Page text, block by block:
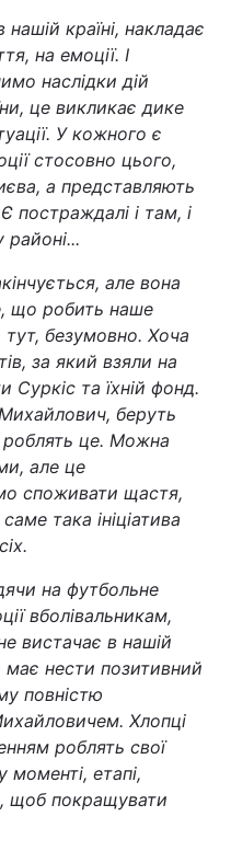
країні, накладає
на емоції. І
наслідки дій
це викликає дике
У кожного є
стосовно цього,
а представляють
постраждалі і там, і
районі...
але вона
що робить наше
безумовно. Хоча
за який взяли на
Суркіс та їхній фонд.
беруть
роблять це. Можна
але це
споживати щастя,
така ініціатива
на футбольне
вболівальникам,
вистачає в нашій
має нести позитивний
повністю
Хлопці
роблять свої
етапі,
щоб покращувати